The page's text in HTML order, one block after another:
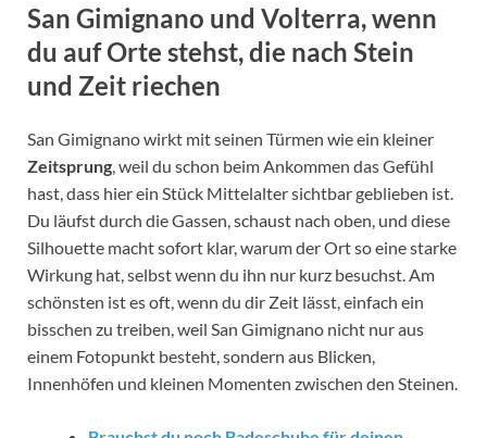
San Gimignano und Volterra, wenn
du auf Orte stehst, die nach Stein
und Zeit riechen
San Gimignano wirkt mit seinen Türmen wie ein kleiner
Zeitsprung, weil du schon beim Ankommen das Gefühl
hast, dass hier ein Stück Mittelalter sichtbar geblieben ist.
Du läufst durch die Gassen, schaust nach oben, und diese
Silhouette macht sofort klar, warum der Ort so eine starke
Wirkung hat, selbst wenn du ihn nur kurz besuchst. Am
schönsten ist es oft, wenn du dir Zeit lässt, einfach ein
bisschen zu treiben, weil San Gimignano nicht nur aus
einem Fotopunkt besteht, sondern aus Blicken,
Innenhöfen und kleinen Momenten zwischen den Steinen.